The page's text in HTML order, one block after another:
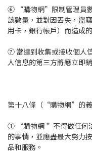
⑥ “購物網”限制管理員數
該數量，並對因丟失，盜
用卡，銀行帳戶）而造成
⑦ 當達到收集或接收個人
人信息的第三方將應立即
第十八條（“購物網”的義
① “購物網＂ 不得做任何
的事情，並應盡最大努力
品和服務。